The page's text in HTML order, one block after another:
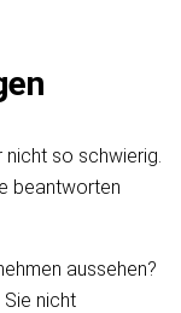
so schwierig.
beantworten
aussehen?
nicht